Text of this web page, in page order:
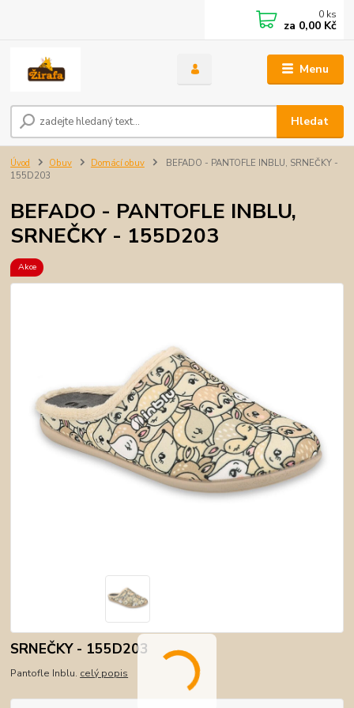
Menu
Hledat
0 ks
za 0,00 Kč
Úvod Obuv Domácí obuv
BEFADO - PANTOFLE INBLU, SRNEČKY -
155D203
BEFADO - PANTOFLE INBLU,
SRNEČKY - 155D203
Akce
SRNEČKY - 155D203
Pantofle Inblu. celý popis